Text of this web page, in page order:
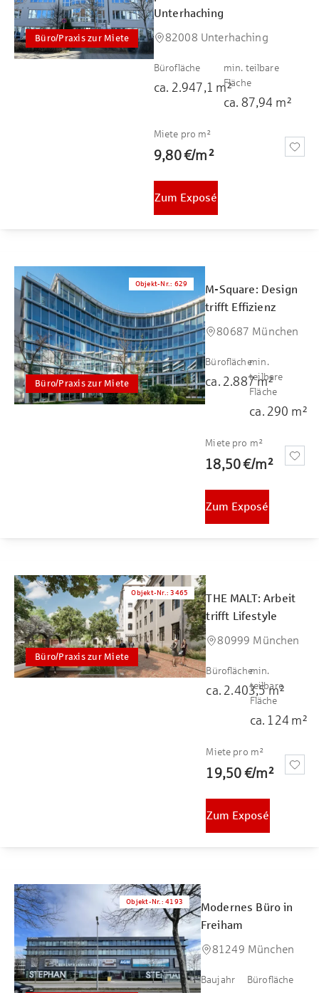
Büro/Praxis zur Miete
Unterhaching
82008 Unterhaching
Bürofläche
ca. 2.947,1 m²
min. teilbare
Fläche
ca. 87,94 m²
Miete pro m²
9,80 €/m²
Zum Exposé
Büro/Praxis zur Miete
Objekt-Nr.: 629
M-Square: Design
trifft Effizienz
80687 München
Bürofläche
ca. 2.887m²
min.
teilbare
Fläche
ca. 290 m²
Miete pro m²
18,50 €/m²
Zum Exposé
Büro/Praxis zur Miete
Objekt-Nr. :3465
THE MALT: Arbeit
trifft Lifestyle
80999 München
Bürofläche
ca. 2.403,5m²
min.
teilbare
Fläche
ca. 124 m²
Miete pro m²
19,50 €/m²
Zum Exposé
Objekt-Nr. : 4193
Modernes Büro in
Freiham
81249 München
Baujahr Bürofläche